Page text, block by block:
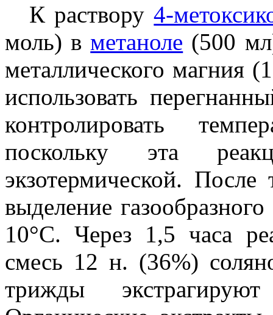
К раствору4-
моль) вметаноле (500
металлического магния
использовать
контролировать
поскольку эта
экзотермической. После
выделение
10°C. Через 1,5 часа
смесь 12 н. (36%)
трижды